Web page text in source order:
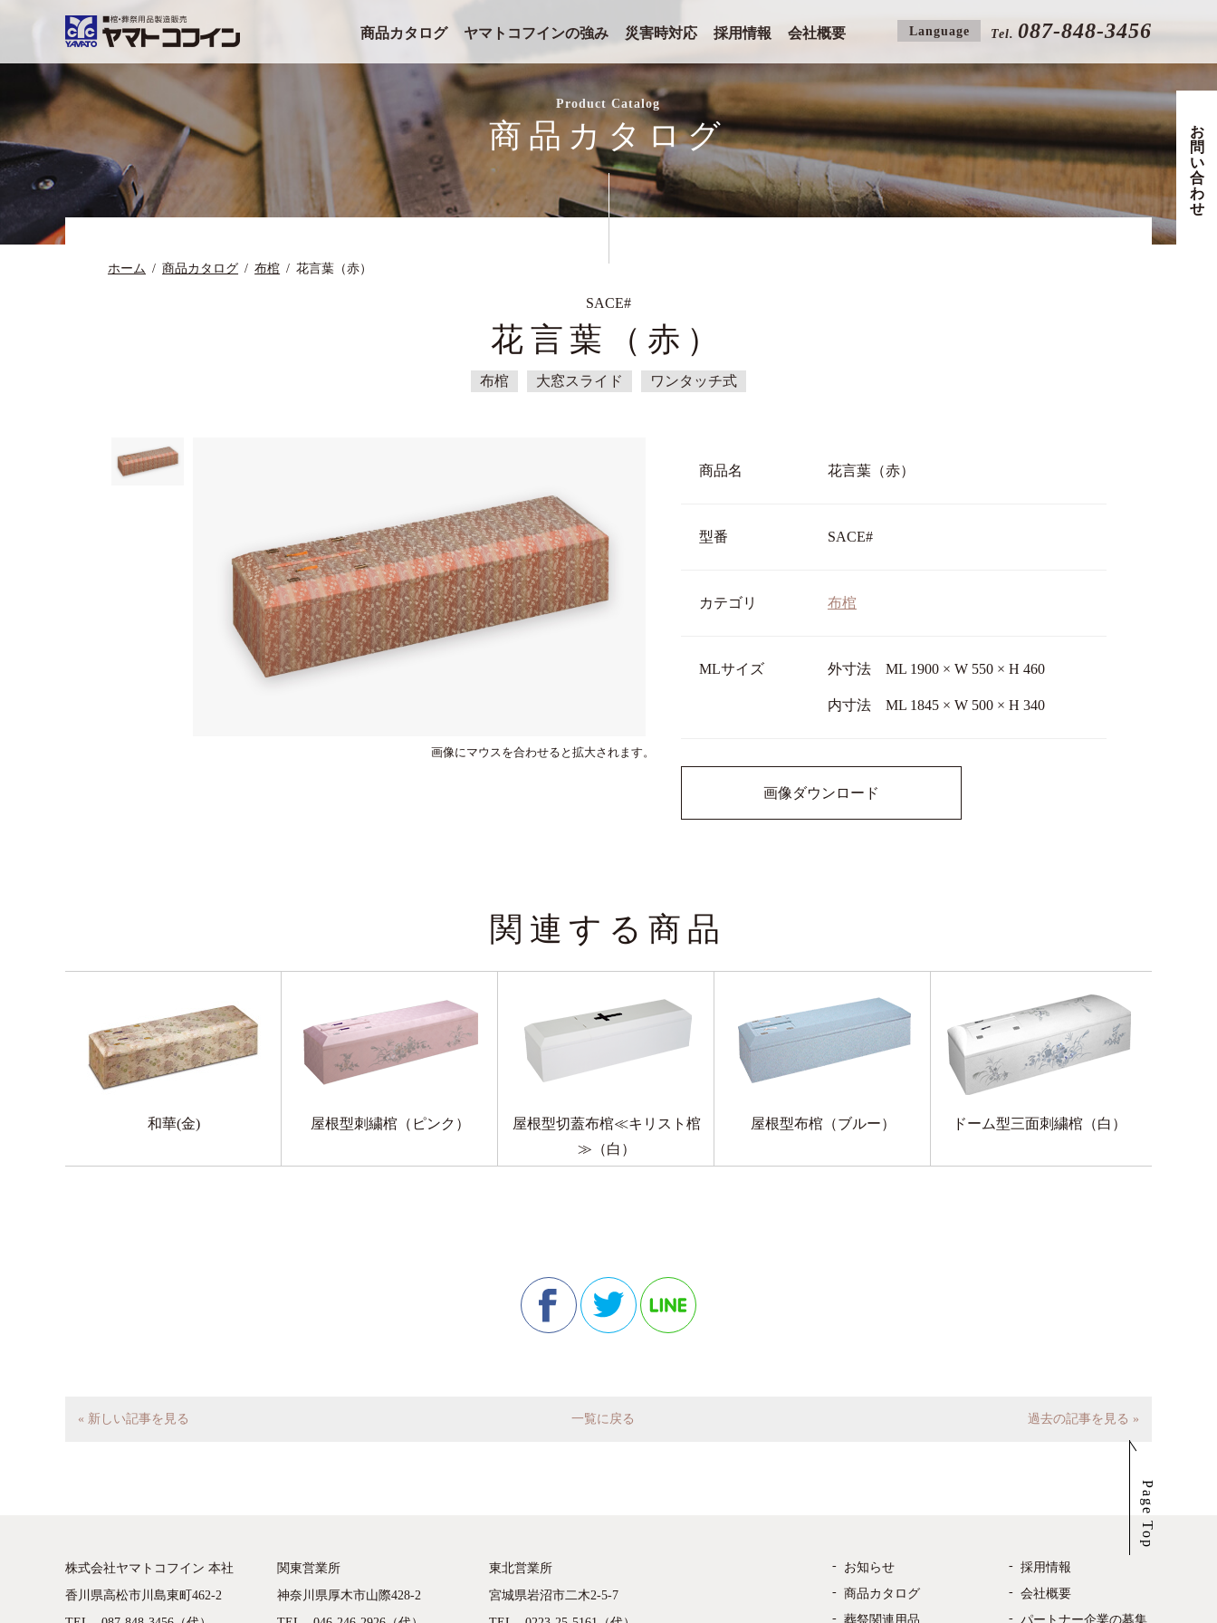
商品カタログ ヤマトコフインの強み 災害時対応 採用情報 会社概要 Language Tel. 087-848-3456
お
問
い
合
わ
せ
Product Catalog
商品カタログ
ホーム 商品カタログ 布棺 花言葉（赤）
SACE#
花言葉（赤）
布棺 大窓スライド ワンタッチ式
画像にマウスを合わせると拡大されます。
商品名 花言葉（赤）
型番 SACE#
カテゴリ 布棺
MLサイズ 外寸法 ML 1900 × W 550 × H 460
内寸法 ML 1845 × W 500 × H 340
画像ダウンロード
関連する商品
和華(金) 屋根型刺繍棺（ピンク）
屋根型切蓋布棺≪キリスト棺
≫（白）
屋根型布棺（ブルー） ドーム型三面刺繍棺（白）
« 新しい記事を見る 一覧に戻る 過去の記事を見る »
Page Top
株式会社ヤマトコフイン 本社
香川県高松市川島東町462-2
関東営業所
神奈川県厚木市山際428-2
東北営業所
宮城県岩沼市二木2-5-7
お知らせ
商品カタログ
葬祭関連用品
採用情報
会社概要
パートナー企業の募集